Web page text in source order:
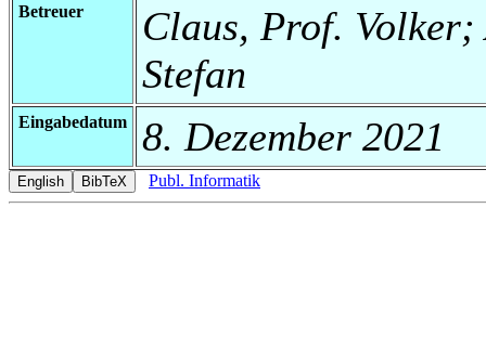
Betreuer
Claus, Prof.
Stefan
Eingabedatum 8. Dezember 2021
Publ. Informatik